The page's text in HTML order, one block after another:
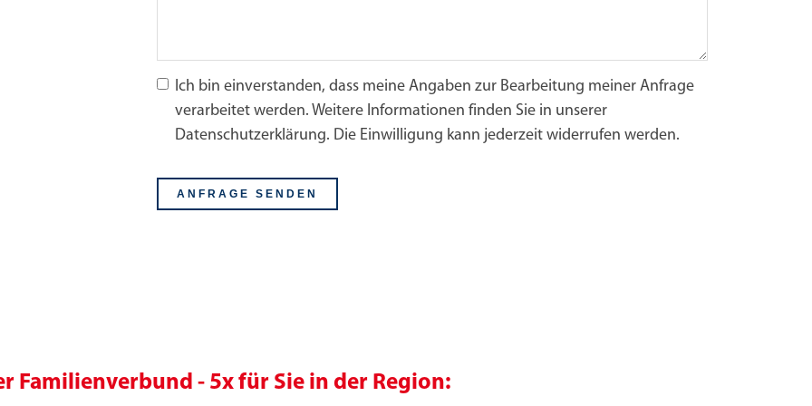
Ich bin einverstanden, dass meine Angaben zur Bearbeitung meiner Anfrage
verarbeitet werden. Weitere Informationen finden Sie in unserer
Datenschutzerklärung. Die Einwilligung kann jederzeit widerrufen werden.
Familienverbund - 5x für Sie in der Region: